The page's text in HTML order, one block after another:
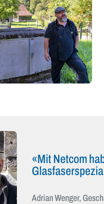
«Mit Netcom
Adrian Wenger,